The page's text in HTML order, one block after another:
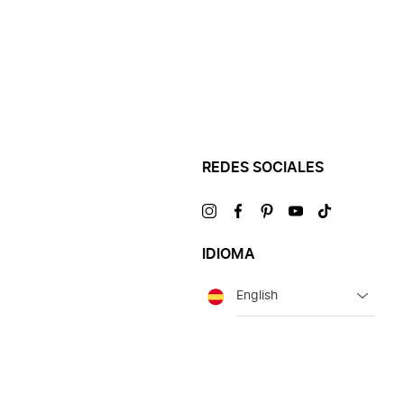
REDES SOCIALES
VisítanosVisítanosVisítanosVisítanosVisítanos
IDIOMA
Idioma